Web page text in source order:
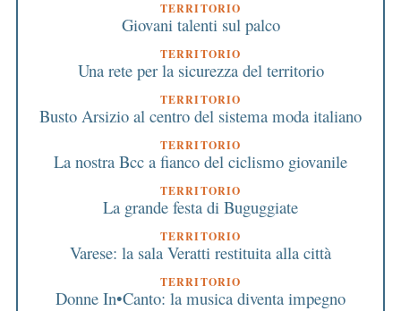
TERRITORIO
Giovani talenti sul palco
TERRITORIO
Una rete per la sicurezza del territorio
TERRITORIO
Busto Arsizio al centro del sistema moda italiano
TERRITORIO
La nostra Bcc a fianco del ciclismo giovanile
TERRITORIO
La grande festa di Buguggiate
TERRITORIO
Varese: la sala Veratti restituita alla città
TERRITORIO
Donne In•Canto: la musica diventa impegno